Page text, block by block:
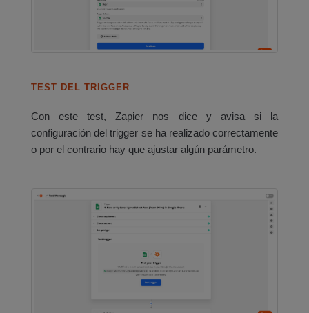
TEST DEL TRIGGER
Con este test, Zapier nos dice y avisa si la
configuración del trigger se ha realizado correctamente
o por el contrario hay que ajustar algún parámetro.